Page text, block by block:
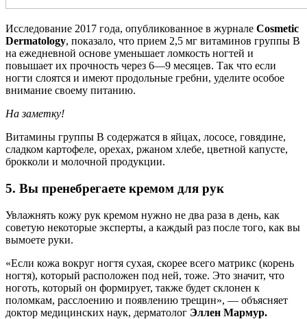
Исследование 2017 года, опубликованное в журнале Cosmetic
Dermatology, показало, что прием 2,5 мг витаминов группы В
на ежедневной основе уменьшает ломкость ногтей и
повышает их прочность через 6—9 месяцев. Так что если
ногти слоятся и имеют продольные гребни, уделите особое
внимание своему питанию.
На заметку!
Витамины группы В содержатся в яйцах, лососе, говядине,
сладком картофеле, орехах, ржаном хлебе, цветной капусте,
брокколи и молочной продукции.
5. Вы пренебрегаете кремом для рук
Увлажнять кожу рук кремом нужно не два раза в день, как
советую некоторые эксперты, а каждый раз после того, как вы
вымоете руки.
«Если кожа вокруг ногтя сухая, скорее всего матрикс (корень
ногтя), который расположен под ней, тоже. Это значит, что
ноготь, который он формирует, также будет склонен к
поломкам, расслоению и появлению трещин», — объясняет
доктор медицинских наук, дерматолог Эллен Мармур.